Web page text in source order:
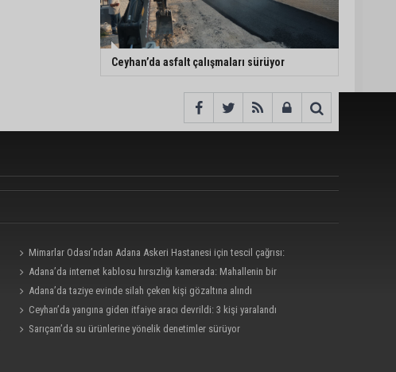
Ceyhan’da asfalt çalışmaları sürüyor
Mimarlar Odası’ndan Adana Askeri Hastanesi için tescil çağrısı:
“Satılmamalı, amaç dışı kullanılmamalı”
Adana’da internet kablosu hırsızlığı kamerada: Mahallenin bir
bölümünde internet erişimi kesildi
Adana’da taziye evinde silah çeken kişi gözaltına alındı
Ceyhan’da yangına giden itfaiye aracı devrildi: 3 kişi yaralandı
Sarıçam’da su ürünlerine yönelik denetimler sürüyor